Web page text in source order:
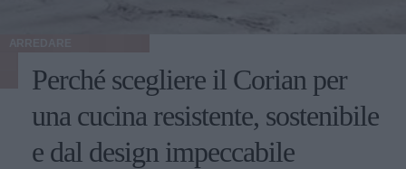
Perché scegliere il Corian per
una cucina resistente, sostenibile
e dal design impeccabile